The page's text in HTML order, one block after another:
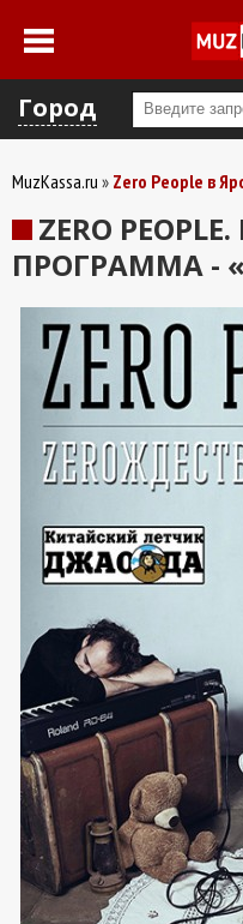
Город
MuzKassa.ru Zero People в
ZERO
ПРОГРАММА -